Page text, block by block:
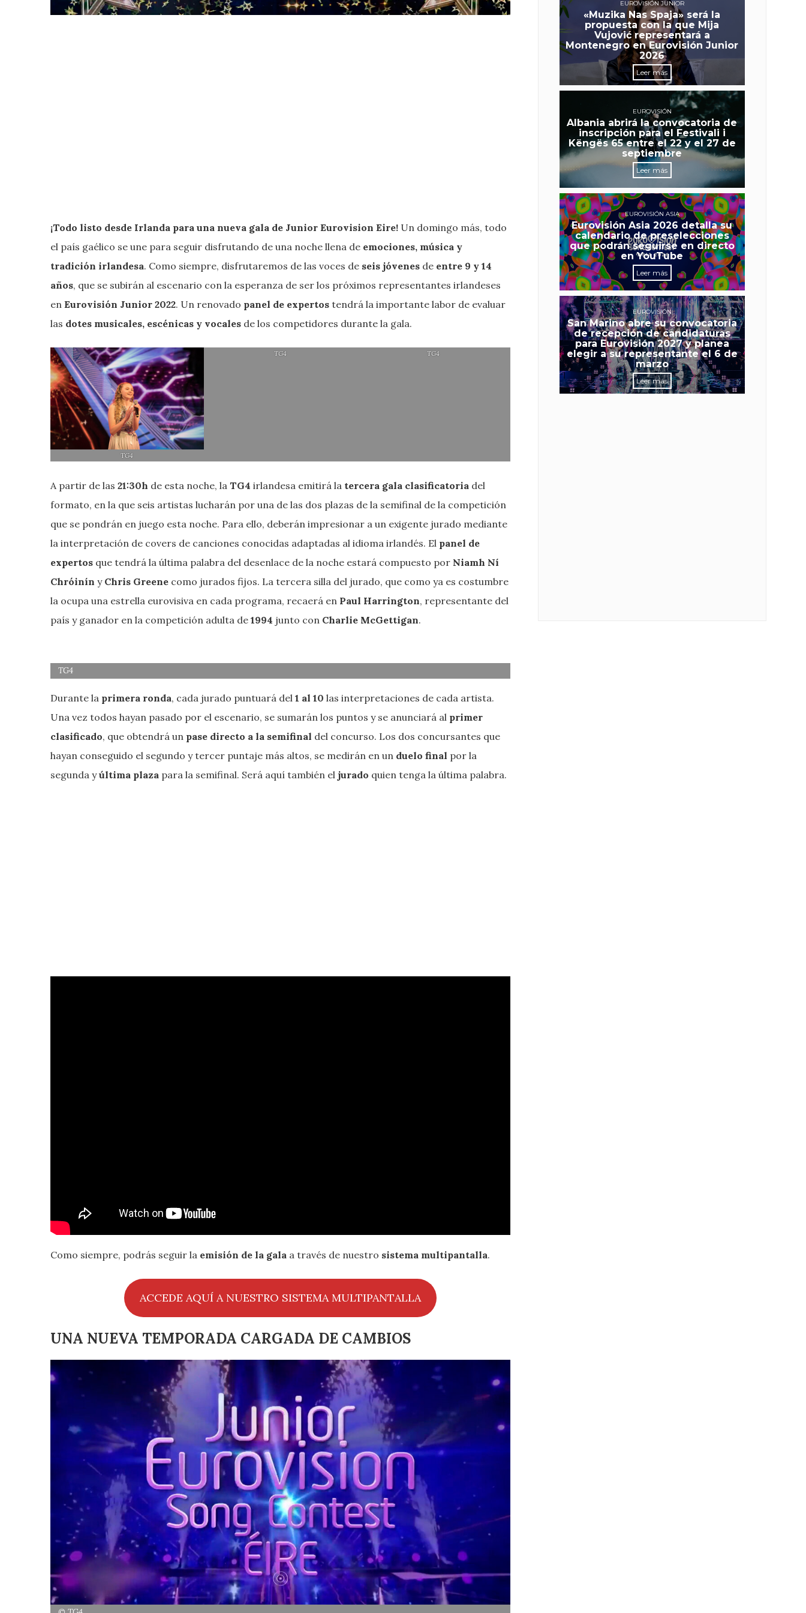
¡Todo listo desde Irlanda para una nueva gala de Junior Eurovision Eire! Un domingo más, todo
el país gaélico se une para seguir disfrutando de una noche llena de emociones, música y
tradición irlandesa. Como siempre, disfrutaremos de las voces de seis jóvenes de entre 9 y 14
años, que se subirán al escenario con la esperanza de ser los próximos representantes irlandeses
en Eurovisión Junior 2022. Un renovado panel de expertos tendrá la importante labor de evaluar
las dotes musicales, escénicas y vocales de los competidores durante la gala.
TG4
TG4 TG4
A partir de las 21:30h de esta noche, la TG4 irlandesa emitirá la tercera gala clasificatoria del
formato, en la que seis artistas lucharán por una de las dos plazas de la semifinal de la competición
que se pondrán en juego esta noche. Para ello, deberán impresionar a un exigente jurado mediante
la interpretación de covers de canciones conocidas adaptadas al idioma irlandés. El panel de
expertos que tendrá la última palabra del desenlace de la noche estará compuesto por Niamh Ní
Chróinín y Chris Greene como jurados fijos. La tercera silla del jurado, que como ya es costumbre
la ocupa una estrella eurovisiva en cada programa, recaerá en Paul Harrington, representante del
país y ganador en la competición adulta de 1994 junto con Charlie McGettigan.
TG4
Durante la primera ronda, cada jurado puntuará del 1 al 10 las interpretaciones de cada artista.
Una vez todos hayan pasado por el escenario, se sumarán los puntos y se anunciará al primer
clasificado, que obtendrá un pase directo a la semifinal del concurso. Los dos concursantes que
hayan conseguido el segundo y tercer puntaje más altos, se medirán en un duelo final por la
segunda yúltima plaza para la semifinal. Será aquí también el jurado quien tenga la última palabra.
Como siempre, podrás seguir la emisión de la gala a través de nuestro sistema multipantalla.
ACCEDE AQUÍ A NUESTRO SISTEMA MULTIPANTALLA
UNA NUEVA TEMPORADA CARGADA DE CAMBIOS
EUROVISIÓN JUNIOR
«Muzika Nas Spaja» será la
propuesta con la que Mija
Vujović representará a
Montenegro en Eurovisión Junior
2026
Leer más
EUROVISIÓN
Albania abrirá la convocatoria de
inscripción para el Festivali i
Këngës 65 entre el 22 y el 27 de
septiembre
Leer más
EUROVISIÓN ASIA
Eurovisión Asia 2026 detalla su
calendario de preselecciones
que podrán seguirse en directo
en YouTube
Leer más
EUROVISIÓN
San Marino abre su convocatoria
de recepción de candidaturas
para Eurovisión 2027 y planea
elegir a su representante el 6 de
marzo
Leer más